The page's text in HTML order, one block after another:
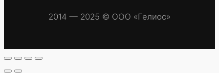
2014 — 2025 © OOO «Гелиос»